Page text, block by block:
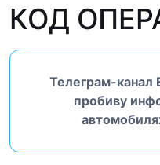
КОД
Телеграм-канал
пробиву